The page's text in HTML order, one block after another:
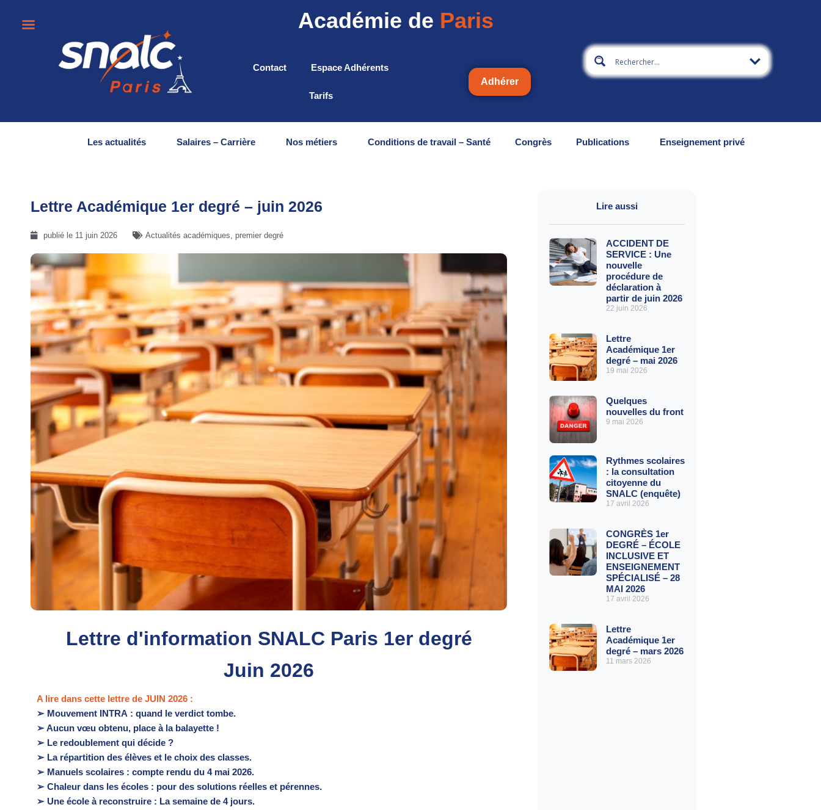
Académie de Paris
Contact Espace Adhérents
Tarifs
Adhérer
Les actualités Salaires – Carrière Nos métiers Conditions de travail – Santé Congrès Publications Enseignement privé
Lettre Académique 1er degré – juin 2026
publié le 11 juin 2026 Actualités académiques, premier degré
Lettre d'information SNALC Paris 1er degré
Juin 2026
A lire dans cette lettre de JUIN 2026 :
➢ Mouvement INTRA : quand le verdict tombe.
➢ Aucun vœu obtenu, place à la balayette !
➢ Le redoublement qui décide ?
➢ La répartition des élèves et le choix des classes.
➢ Manuels scolaires : compte rendu du 4 mai 2026.
➢ Chaleur dans les écoles : pour des solutions réelles et pérennes.
➢ Une école à reconstruire : La semaine de 4 jours.
Lire aussi
ACCIDENT DE
SERVICE : Une
nouvelle
procédure de
déclaration à
partir de juin 2026
22 juin 2026
Lettre
Académique 1er
degré – mai 2026
19 mai 2026
Quelques
nouvelles du front
9 mai 2026
Rythmes scolaires
: la consultation
citoyenne du
SNALC (enquête)
17 avril 2026
CONGRÈS 1er
DEGRÉ – ÉCOLE
INCLUSIVE ET
ENSEIGNEMENT
SPÉCIALISÉ – 28
MAI 2026
17 avril 2026
Lettre
Académique 1er
degré – mars 2026
11 mars 2026